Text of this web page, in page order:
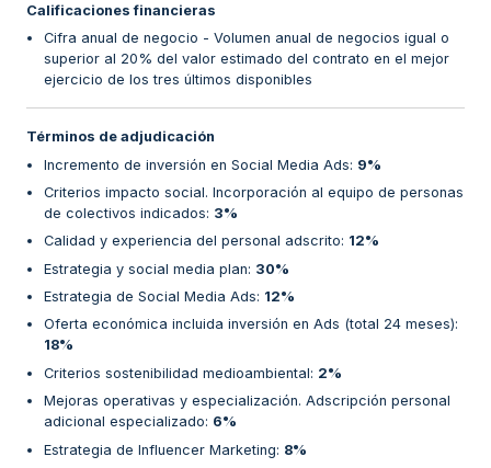
Calificaciones financieras
Cifra anual de negocio - Volumen anual de negocios igual o
superior al 20% del valor estimado del contrato en el mejor
ejercicio de los tres últimos disponibles
Términos de adjudicación
Incremento de inversión en Social Media Ads: 9%
Criterios impacto social. Incorporación al equipo de personas
de colectivos indicados: 3%
Calidad y experiencia del personal adscrito: 12%
Estrategia y social media plan: 30%
Estrategia de Social Media Ads: 12%
Oferta económica incluida inversión en Ads (total 24 meses):
18%
Criterios sostenibilidad medioambiental: 2%
Mejoras operativas y especialización. Adscripción personal
adicional especializado: 6%
Estrategia de Influencer Marketing: 8%